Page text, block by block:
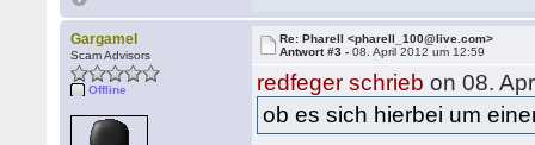
Gargamel
Scam Advisors
Offline
Re: Pharell <pharell_100@live.com>
Antwort #3 -08. April 2012 um 12:59
redfeger schrieb on 08.
ob es sich hierbei um